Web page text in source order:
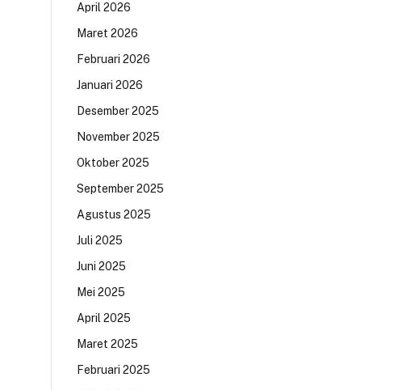
April 2026
Maret 2026
Februari 2026
Januari 2026
Desember 2025
November 2025
Oktober 2025
September 2025
Agustus 2025
Juli 2025
Juni 2025
Mei 2025
April 2025
Maret 2025
Februari 2025